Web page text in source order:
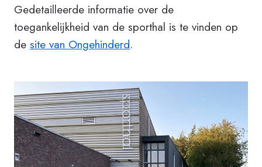
Gedetailleerde informatie over de
toegankelijkheid van de sporthal is te vinden op
de site van Ongehinderd.